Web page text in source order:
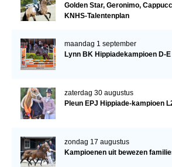
Golden Star, Geronimo,
KNHS-Talentenplan
maandag 1 september
Lynn BK Hippiadekampioen D-
zaterdag 30 augustus
Pleun EPJ Hippiade-kampioen
zondag 17 augustus
Kampioenen uit bewezen